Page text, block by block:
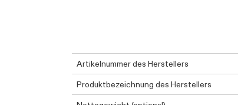
Artikelnummer des Herstellers
Produktbezeichnung des Herstellers